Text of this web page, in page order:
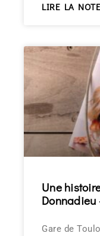
LIRE LA
Une
Donnadieu
Gare de